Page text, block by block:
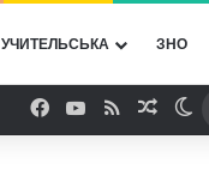
УЧИТЕЛЬСЬКА ЗНО
Facebook
YouTube
RSS